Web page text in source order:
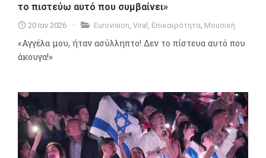
το πιστεύω αυτό που συμβαίνει»
20 Ιαν 2026 Eurovision Viral Επικαιρότητα Μουσική
«Αγγέλα μου, ήταν ασύλληπτο! Δεν το πίστευα αυτό που
άκουγα!»